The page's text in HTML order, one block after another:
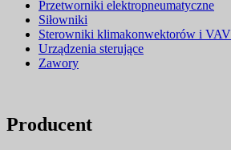
Przetworniki elektropneumatyczne
Siłowniki
Sterowniki klimakonwektorów i VAV
Urządzenia sterujące
Zawory
Producent